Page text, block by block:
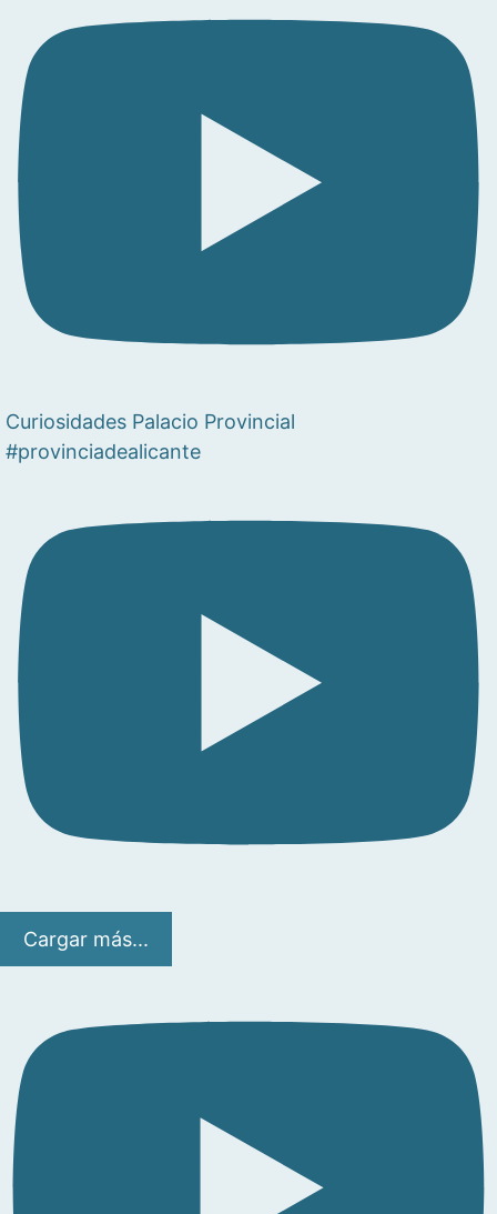
Curiosidades Palacio Provincial
#provinciadealicante
Cargar más...